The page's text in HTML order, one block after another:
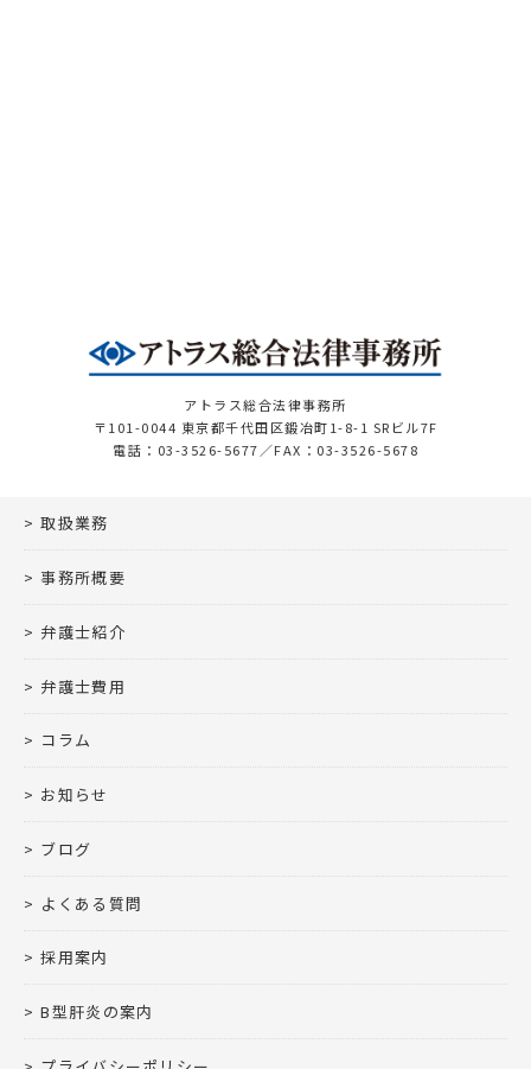
アトラス総合法律事務所
〒101-0044 東京都千代田区鍛冶町1-8-1 SRビル7F
電話：03-3526-5677／FAX：03-3526-5678
取扱業務
事務所概要
弁護士紹介
弁護士費用
コラム
お知らせ
ブログ
よくある質問
採用案内
B型肝炎の案内